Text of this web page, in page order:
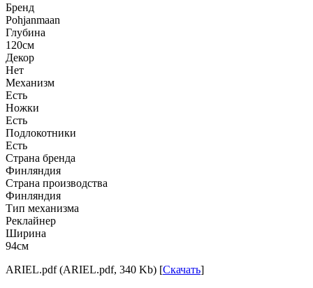
Бренд
Pohjanmaan
Глубина
120см
Декор
Нет
Механизм
Есть
Ножки
Есть
Подлокотники
Есть
Страна бренда
Финляндия
Страна производства
Финляндия
Тип механизма
Реклайнер
Ширина
94см
ARIEL.pdf (ARIEL.pdf, 340 Kb) [Скачать]